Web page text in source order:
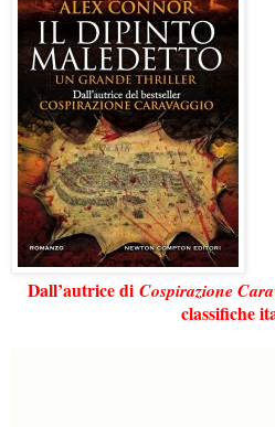
Dall’autrice di Cospirazione
classifiche